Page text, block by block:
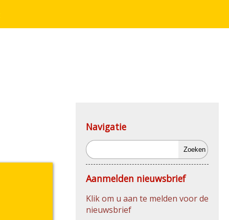
Navigatie
Zoeken
Aanmelden nieuwsbrief
Klik om u aan te melden voor de
nieuwsbrief